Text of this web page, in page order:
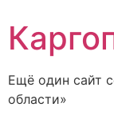
Ещё один сайт
области»